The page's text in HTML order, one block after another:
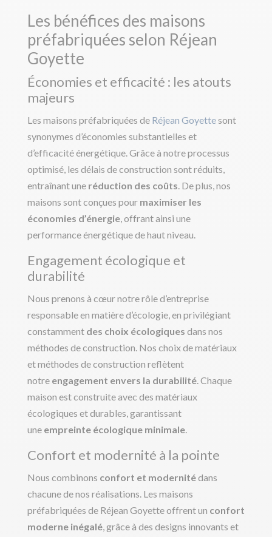
Les bénéfices des maisons
préfabriquées selon Réjean
Goyette
Économies et efficacité : les atouts
majeurs
Les maisons préfabriquées de Réjean Goyettesont
synonymes d’économies substantielles et
d’efficacité énergétique. Grâce à notre processus
optimisé, les délais de construction sont réduits,
entraînant une réduction des coûts . De plus, nos
maisons sont conçues pour maximiser les
économies d’énergie, offrant ainsi une
performance énergétique de haut niveau.
Engagement écologique et
durabilité
Nous prenons à cœur notre rôle d’entreprise
responsable en matière d’écologie, en privilégiant
constamment des choix écologiques dans nos
méthodes de construction. Nos choix de matériaux
et méthodes de construction reflètent
notre engagement envers la durabilité. Chaque
maison est construite avec des matériaux
écologiques et durables, garantissant
une empreinte écologique minimale.
Confort et modernité à la pointe
Nous combinons confort et modernitédans
chacune de nos réalisations. Les maisons
préfabriquées de Réjean Goyette offrent un confort
moderne inégalé, grâce à des designs innovants et